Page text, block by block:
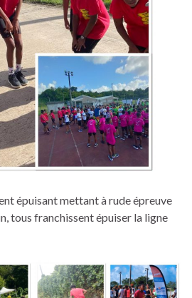
épuisant mettant à rude épreuve
tous franchissent épuiser la ligne